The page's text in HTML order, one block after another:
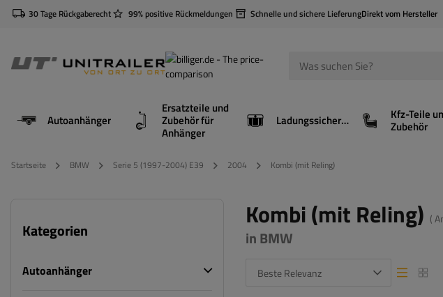
30 Tage Rückgaberecht 99% positive Rückmeldungen Schnelle und sichere LieferungDirekt vom Hersteller
Autoanhänger
Ersatzteile und
Zubehör für
Anhänger
Ladungssicherung Kfz-Teile
Zubehör
Startseite BMW Serie 5 (1997-2004) E39 2004 Kombi (mit Reling)
Kategorien
Autoanhänger
Kombi (mit Reling) (
in BMW
Beste Relevanz